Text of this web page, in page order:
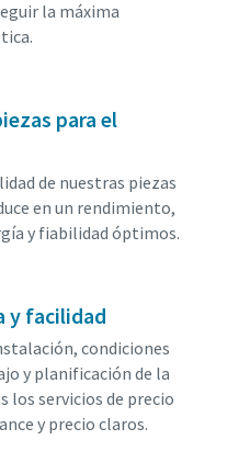
la máxima
para el
de nuestras piezas
en un rendimiento,
y fiabilidad óptimos.
y facilidad
condiciones
y planificación de la
los servicios de precio
y precio claros.